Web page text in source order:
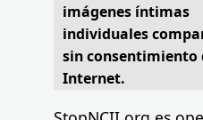
imágenes íntimas
individuales
sin consentimiento
Internet.